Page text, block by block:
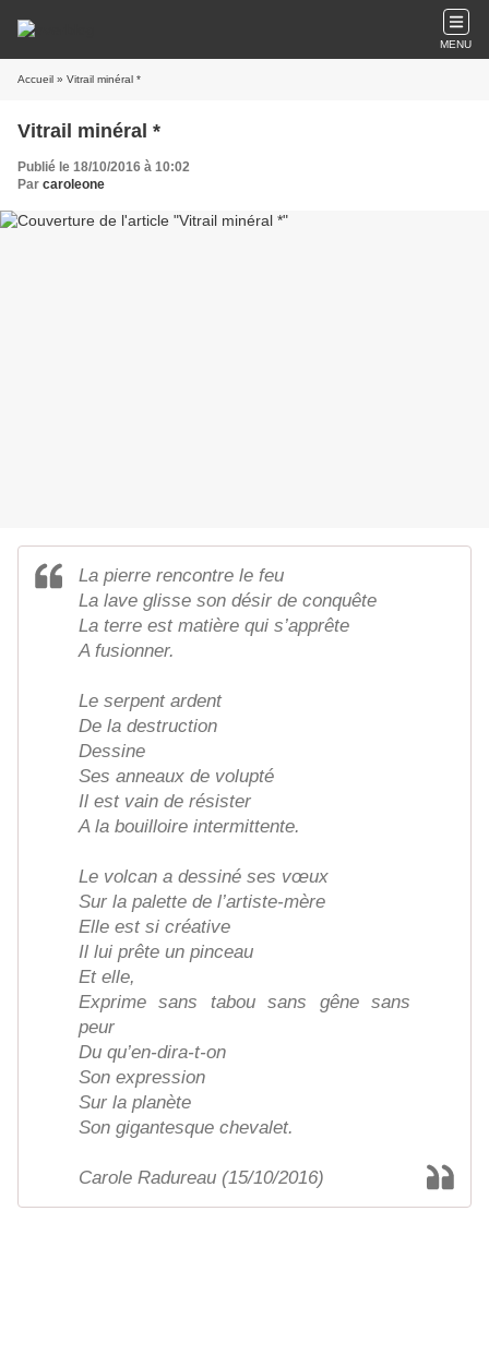
MENU
Accueil » Vitrail minéral *
Vitrail minéral *
Publié le 18/10/2016 à 10:02
Par caroleone
La pierre rencontre le feu
La lave glisse son désir de conquête
La terre est matière qui s’apprête
A fusionner.
Le serpent ardent
De la destruction
Dessine
Ses anneaux de volupté
Il est vain de résister
A la bouilloire intermittente.
Le volcan a dessiné ses vœux
Sur la palette de l’artiste-mère
Elle est si créative
Il lui prête un pinceau
Et elle,
Exprime sans tabou sans gêne sans
peur
Du qu’en-dira-t-on
Son expression
Sur la planète
Son gigantesque chevalet.
Carole Radureau (15/10/2016)